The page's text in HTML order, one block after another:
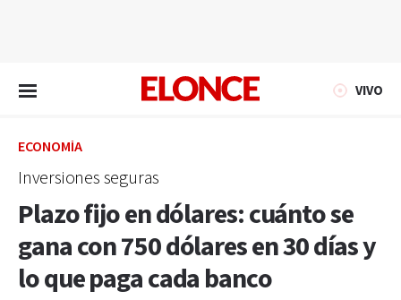
VIVO
ECONOMÍA
Inversiones seguras
Plazo fijo en dólares: cuánto se
gana con 750 dólares en 30 días y
lo que paga cada banco